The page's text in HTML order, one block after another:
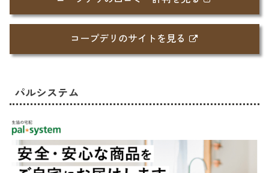
コープデリのサイトを見る
パルシステム